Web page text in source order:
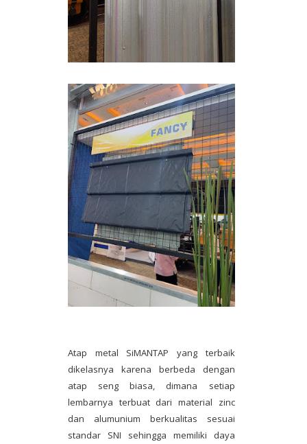
Atap metal SiMANTAP yang terbaik
dikelasnya karena berbeda dengan
atap seng biasa, dimana setiap
lembarnya terbuat dari material zinc
dan alumunium berkualitas sesuai
standar SNI sehingga memiliki daya